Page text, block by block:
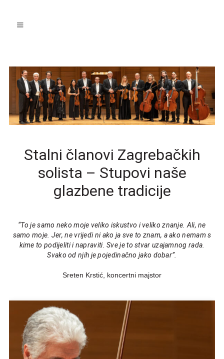
Stalni članovi Zagrebačkih
solista – Stupovi naše
glazbene tradicije
“To je samo neko moje veliko iskustvo i veliko znanje. Ali, ne
samo moje. Jer, ne vrijedi ni ako ja sve to znam, a ako nemam s
kime to podijeliti i napraviti. Sve je to stvar uzajamnog rada.
Svako od njih je pojedinačno jako dobar”.
Sreten Krstić, koncertni majstor